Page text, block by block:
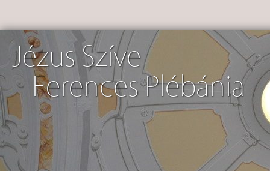
Jézus Szíve
Ferences Plébánia